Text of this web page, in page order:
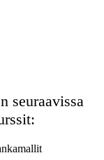
seuraavissa